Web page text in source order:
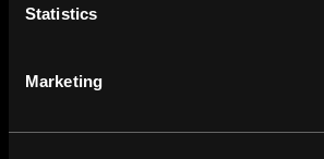
Statistics
Marketing